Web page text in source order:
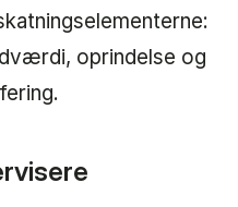
oprindelse og